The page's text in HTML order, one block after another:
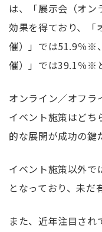
は、「展示会（オン
効果を得ており、「
催）」では51.9％※
催）」では39.1％※
オンライン／オフラ
イベント施策はどち
的な展開が成功の鍵
イベント施策以外で
となっており、未だ
また、近年注目され